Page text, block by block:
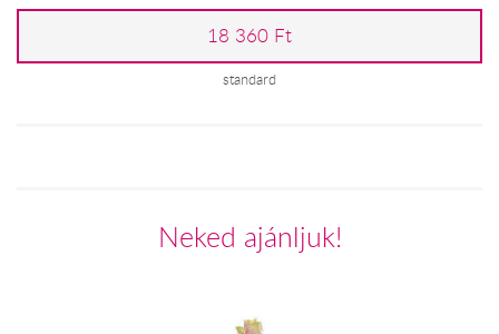
18 360 Ft
standard
Neked ajánljuk!